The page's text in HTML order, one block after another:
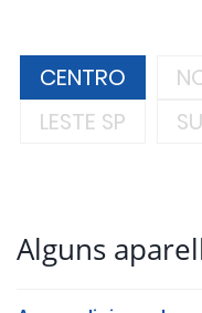
CENTRO
LESTE SP
Alguns